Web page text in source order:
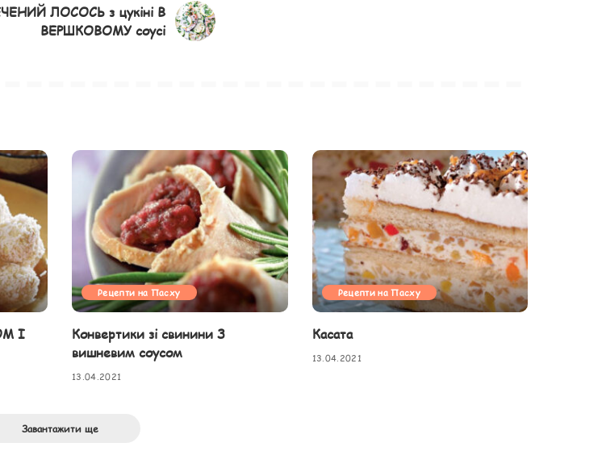
ЛОСОСЬ з цукіні В
ВЕРШКОВОМУ соусі
І
Рецепти на Пасху
Конвертики зі свинини З
вишневим соусом
13.04.2021
Рецепти на Пасху
Касата
13.04.2021
Завантажити ще